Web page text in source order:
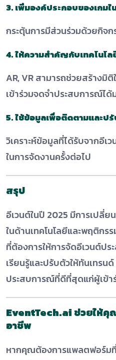
3. เพิ่มองค์ประกอบของเกมใ
กระตุ้นการมีส่วนร่วมด้วยกิจ
4. ให้ความสำคัญกับเทคโนโล
AR, VR สามารถช่วยสร้างมิ
เข้าร่วมจดจำประสบการณ์ได้
5. ใช้ข้อมูลเพื่อติดตามและป
วิเคราะห์ข้อมูลที่ได้รับจากอีเ
ในการจัดงานครั้งต่อไป
สรุป
อีเวนต์ในปี 2025 มีการเปลี่
ในด้านเทคโนโลยีและพฤติกร
ที่ต้องการให้การจัดอีเวนต์ปร
เรียนรู้และปรับตัวให้ทันเทรน
ประสบการณ์ที่ดีที่สุดแก่ผู้เข้า
EventTech.ai ช่วยให้
อาชีพ
หากคุณต้องการแพลตฟอร์ม